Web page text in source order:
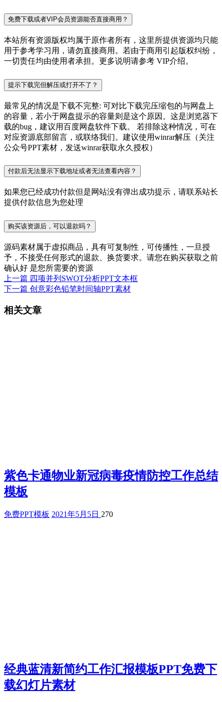
免费下载或者VIP会员资源能否直接商用？
本站所有资源版权均属于原作者所有，这里所提供资源均只能
用于参考学习用，请勿直接商用。若由于商用引起版权纠纷，
一切责任均由使用者承担。更多说明请参考 VIP介绍。
提示下载完但解压或打开不了？
最常见的情况是下载不完整: 可对比下载完压缩包的与网盘上
的容量，若小于网盘提示的容量则是这个原因。这是浏览器下
载的bug，建议用百度网盘软件下载。 若排除这种情况，可在
对应资源底部留言，或联络我们。建议使用winrar解压（关注
公众号PPT素材，发送winrar获取永久授权）
付款后无法显示下载地址或者无法查看内容？
如果您已经成功付款但是网站没有弹出成功提示，请联系站长
提供付款信息为您处理
购买该资源后，可以退款吗？
源码素材属于虚拟商品，具有可复制性，可传播性，一旦授
予，不接受任何形式的退款、换货要求。请您在购买获取之前
确认好 是您所需要的资源
上一篇 四项并列SWOT分析PPT文本框
下一篇 创意彩色铅笔时间轴PPT素材
相关文章
紫色卡通物业新冠病毒疫情防控工作总结
模板
免费PPT模板 2021年5月5日 270
经典蓝清新简约工作汇报模板PPT免费下
载幻灯片素材